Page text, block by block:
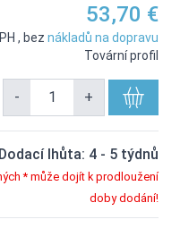
53,70 €
, bez nákladů na dopravu
Tovární profil
- +
Dodací lhůta: 4 - 5 týdnů
* může dojít k prodloužení
doby dodání!